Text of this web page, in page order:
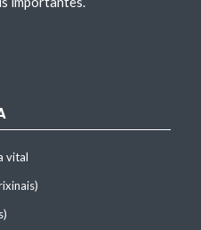
vital